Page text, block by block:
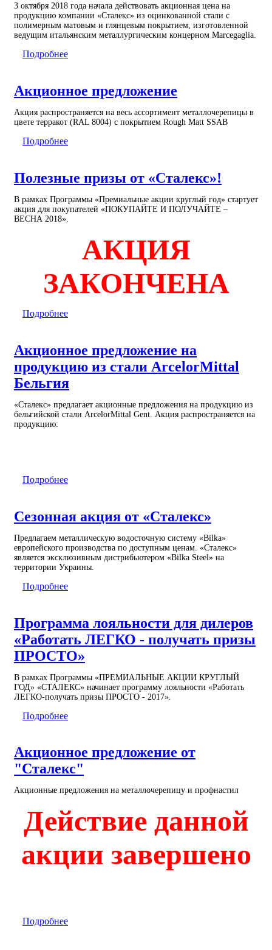
3 октября 2018 года начала действовать акционная цена на
продукцию компании «Сталекс» из оцинкованной стали с
полимерным матовым и глянцевым покрытием, изготовленной
ведущим итальянским металлургическим концерном Marcegaglia.
Подробнее
Акционное предложение
Акция распространяется на весь ассортимент металлочерепицы в
цвете терракот (RAL 8004) с покрытием Rough Matt SSAB
Подробнее
Полезные призы от «Сталекс»!
В рамках Программы «Премиальные акции круглый год» стартует
акция для покупателей «ПОКУПАЙТЕ И ПОЛУЧАЙТЕ –
ВЕСНА 2018».
АКЦИЯ
ЗАКОНЧЕНА
Подробнее
Акционное предложение на
продукцию из стали ArcelorMittal
Бельгия
«Сталекс» предлагает акционные предложения на продукцию из
бельгийской стали ArcelorMittal Gent. Акция распространяется на
продукцию:
Подробнее
Сезонная акция от «Сталекс»
Предлагаем металлическую водосточную систему «Bilka»
европейского производства по доступным ценам. «Сталекс»
является эксклюзивным дистрибьютером «Bilka Steel» на
территории Украины.
Подробнее
Программа лояльности для дилеров
«Работать ЛЕГКО - получать призы
ПРОСТО»
В рамках Программы «ПРЕМИАЛЬНЫЕ АКЦИИ КРУГЛЫЙ
ГОД» «СТАЛЕКС» начинает программу лояльности «Работать
ЛЕГКО-получать призы ПРОСТО - 2017».
Подробнее
Акционное предложение от
"Сталекс"
Акционные предложения на металлочерепицу и профнастил
Действие данной
акции завершено
Подробнее